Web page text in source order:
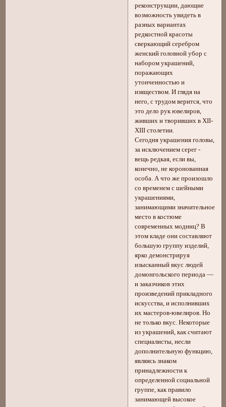
реконструкции, дающие
возможность увидеть в
разных вариантах
редкостной красоты
сверкающий серебром
женский головной убор с
набором украшений,
поражающих
утонченностью и
изяществом. И глядя на
него, с трудом верится, что
это дело рук ювелиров,
живших и творивших в ХII-
ХIII столетии.
Сегодня украшения головы,
за исключением серег -
вещь редкая, если вы,
конечно, не коронованная
особа. А что же произошло
со временем с шейными
украшениями,
занимающими значительное
место в костюме
современных модниц? В
этом кладе они составляют
большую группу изделий,
ярко демонстрируя
изысканный вкус людей
домонгольского периода —
и заказчиков этих
произведений прикладного
искусства, и исполнивших
их мастеров-ювелиров. Но
не только вкус. Некоторые
из украшений, как считают
специалисты, несли
дополнительную функцию,
являясь знаком
принадлежности к
определенной социальной
группе, как правило
занимающей высокое